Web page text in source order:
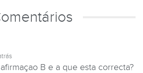
B e a que esta correcta?